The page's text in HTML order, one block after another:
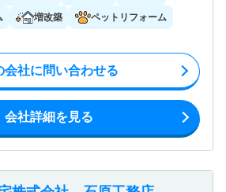
増改築 ペットリフォーム
会社に問い合わせる
会社詳細を見る